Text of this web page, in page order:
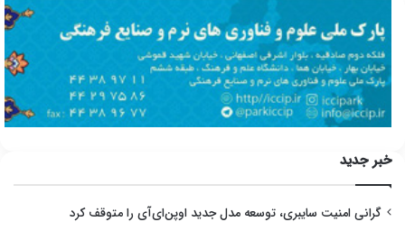
خبر جدید
گرانی امنیت سایبری، توسعه مدل جدید اوپن‌ای‌آی را متوقف کرد